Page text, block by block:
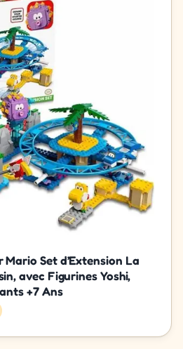
Mario Set d’Extension La
avec Figurines Yoshi,
+7 Ans